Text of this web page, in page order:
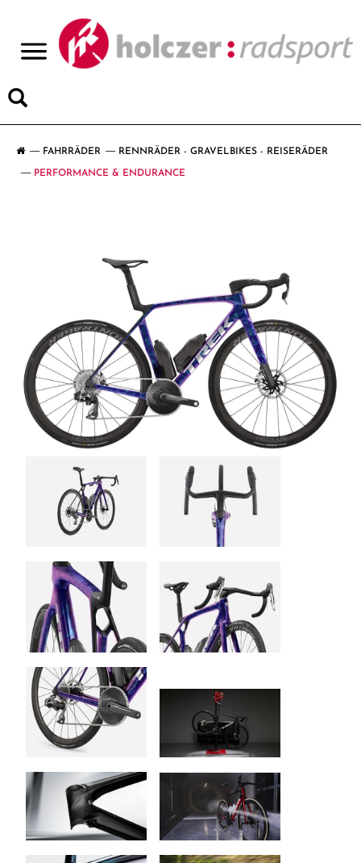
FAHRRÄDER RENNRÄDER - GRAVELBIKES - REISERÄDER
PERFORMANCE & ENDURANCE